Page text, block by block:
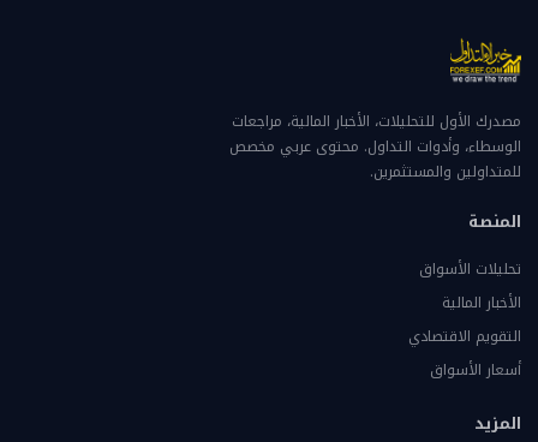
مصدرك الأول للتحليلات، الأخبار المالية، مراجعات
الوسطاء، وأدوات التداول. محتوى عربي مخصص
للمتداولين والمستثمرين.
المنصة
تحليلات الأسواق
الأخبار المالية
التقويم الاقتصادي
أسعار الأسواق
المزيد